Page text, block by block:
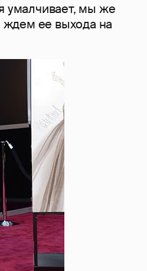
умалчивает, мы же
ее выхода на